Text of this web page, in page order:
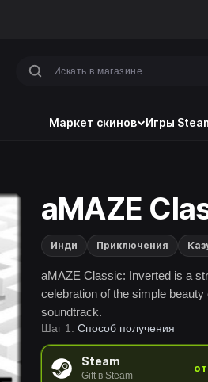
Маркет скинов Игры
aMAZE
Инди Приключения
aMAZE Classic: Inverted is a
celebration of the simple
soundtrack.
Шаг 1: Способ получения
Steam
Gift в Steam